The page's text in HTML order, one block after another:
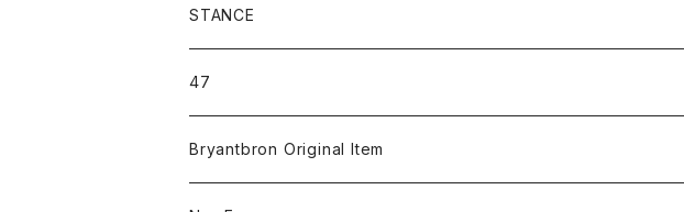
STANCE
ICON＆OG
MLB
47
CLEAN UP
Bryantbron Original Item